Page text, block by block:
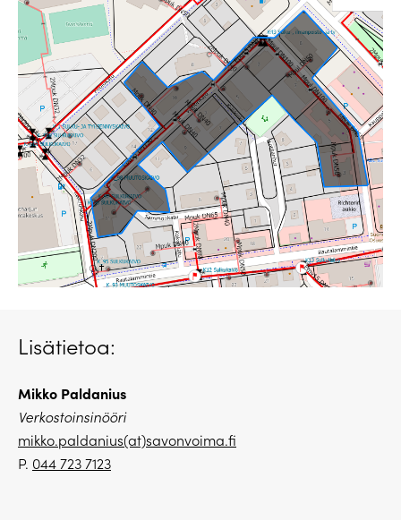
Lisätietoa:
Mikko Paldanius
Verkostoinsinööri
mikko.paldanius(at)savonvoima.fi
P. 044 723 7123